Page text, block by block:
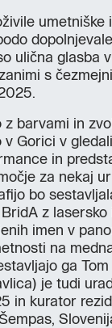
umetniške
ulična glasba
s
z barvami in
v Gorici v
in
za nekaj
bo
z
imen v
na
ga
je tudi
in kurator